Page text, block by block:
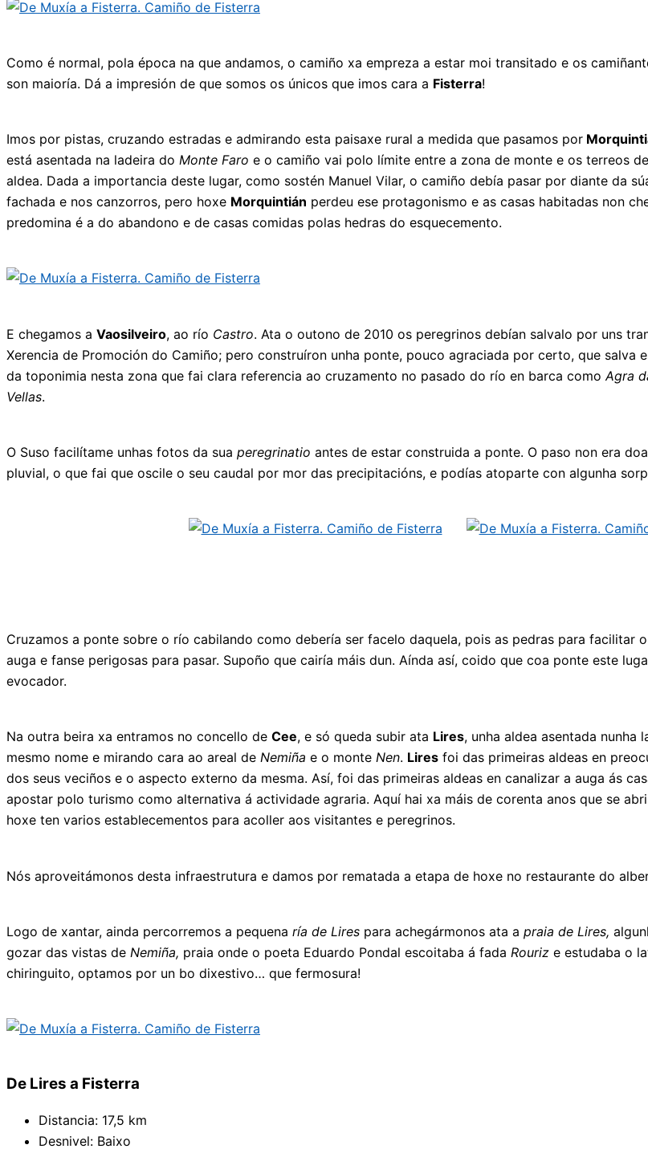
Como é normal, pola época na que andamos, o camiño xa empreza a estar moi transitado e os
son maioría. Dá a impresión de que somos os únicos que imos cara a Fisterra!
Imos por pistas, cruzando estradas e admirando esta paisaxe rural a medida que pasamos por
está asentada na ladeira do Monte Faro e o camiño vai polo límite entre a zona de monte e os terreos
aldea. Dada a importancia deste lugar, como sostén Manuel Vilar, o camiño debía pasar por diante da
fachada e nos canzorros, pero hoxe Morquintián perdeu ese protagonismo e as casas habitadas non
predomina é a do abandono e de casas comidas polas hedras do esquecemento.
E chegamos a Vaosilveiro, ao río Castro. Ata o outono de 2010 os peregrinos debían salvalo por uns
Xerencia de Promoción do Camiño; pero construíron unha ponte, pouco agraciada por certo, que salva
da toponimia nesta zona que fai clara referencia ao cruzamento no pasado do río en barca como Agra
Vellas.
O Suso facilítame unhas fotos da sua peregrinatio antes de estar construida a ponte. O paso non era
pluvial, o que fai que oscile o seu caudal por mor das precipitacións, e podías atoparte con algunha
Cruzamos a ponte sobre o río cabilando como debería ser facelo daquela, pois as pedras para facilitar
auga e fanse perigosas para pasar. Supoño que cairía máis dun. Aínda así, coido que coa ponte este
evocador.
Na outra beira xa entramos no concello de Cee, e só queda subir ata Lires, unha aldea asentada nunha
mesmo nome e mirando cara ao areal de Nemiña e o monte Nen. Lires foi das primeiras aldeas en
dos seus veciños e o aspecto externo da mesma. Así, foi das primeiras aldeas en canalizar a auga ás
apostar polo turismo como alternativa á actividade agraria. Aquí hai xa máis de corenta anos que se
hoxe ten varios establecementos para acoller aos visitantes e peregrinos.
Nós aproveitámonos desta infraestrutura e damos por rematada a etapa de hoxe no restaurante do
Logo de xantar, ainda percorremos a pequena ría de Lires para achegármonos ata a praia de Lires,
gozar das vistas de Nemiña, praia onde o poeta Eduardo Pondal escoitaba á fada Rouriz e estudaba o
chiringuito, optamos por un bo dixestivo… que fermosura!
De Lires a Fisterra
Distancia: 17,5 km
Desnivel: Baixo